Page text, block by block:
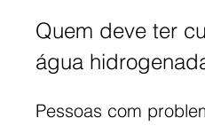
Quem deve ter
água
Pessoas com